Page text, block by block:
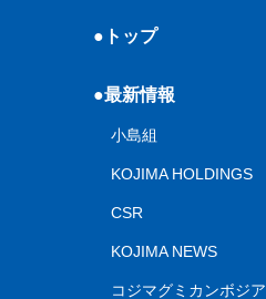
●トップ
●最新情報
小島組
KOJIMA HOLDINGS
CSR
KOJIMA NEWS
コジマグミカンボジア